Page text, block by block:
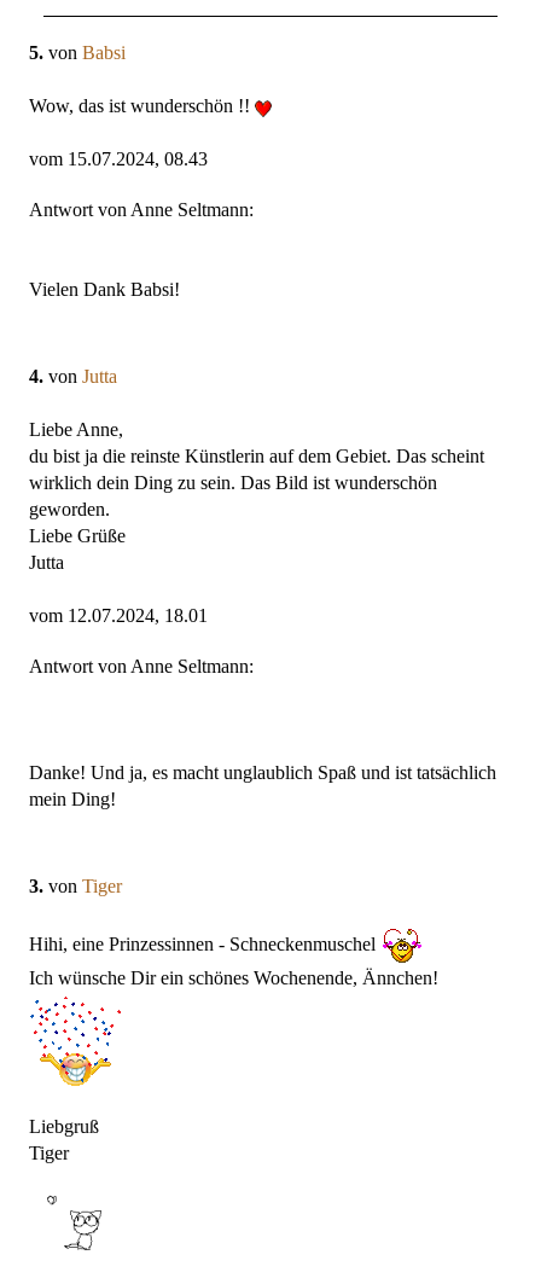
5. von Babsi
Wow, das ist wunderschön !!
vom 15.07.2024, 08.43
Antwort von Anne Seltmann:
Vielen Dank Babsi!
4. von Jutta
Liebe Anne,
du bist ja die reinste Künstlerin auf dem Gebiet. Das scheint
wirklich dein Ding zu sein. Das Bild ist wunderschön
geworden.
Liebe Grüße
Jutta
vom 12.07.2024, 18.01
Antwort von Anne Seltmann:
Danke! Und ja, es macht unglaublich Spaß und ist tatsächlich
mein Ding!
3. von Tiger
Hihi, eine Prinzessinnen - Schneckenmuschel
Ich wünsche Dir ein schönes Wochenende, Ännchen!
Liebgruß
Tiger